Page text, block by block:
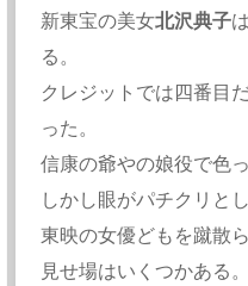
新東宝の美女北沢典子
る。
クレジットでは四番目
った。
信康の爺やの娘役で色
しかし眼がパチクリと
東映の女優どもを蹴散
見せ場はいくつかある。